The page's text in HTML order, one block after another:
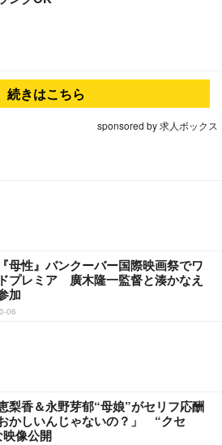
続きはこちら
sponsored by 求人ボックス
母性』バンクーバー国際映画祭でワ
プレミア 廣木隆一監督と湊かなえ
加
06
梨香＆永野芽郁“母娘”がセリフ応酬
おかしいんじゃないの？」 “クセ
像公開